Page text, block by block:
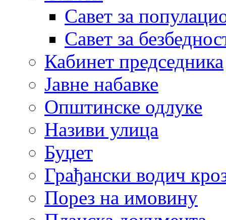
Савет за
Савет за
Кабинет председника
Јавне набавке
Општинске одлуке
Називи улица
Буџет
Грађански водич
Порез на имовину